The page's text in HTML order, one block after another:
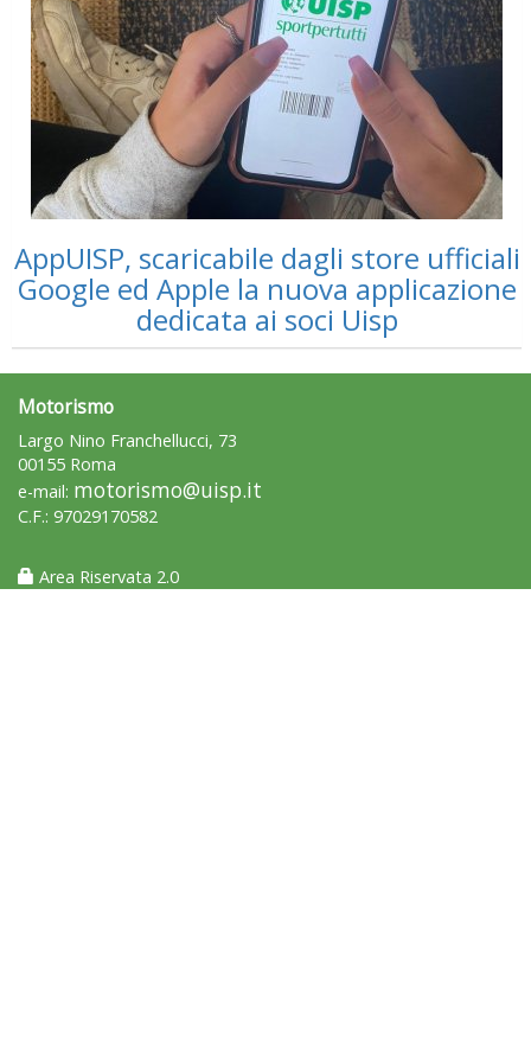
Tiziano Pesce a Radio InBlu2000 traccia il bilancio della stagione
Ddl Lobby, Uisp: “Il Parlamento valorizzi le nostre specificità"
AppUISP, scaricabile dagli store ufficiali
Google ed Apple la nuova applicazione
dedicata ai soci Uisp
Motorismo
Largo Nino Franchellucci, 73
00155 Roma
e-mail: motorismo@uisp.it
C.F.: 97029170582
Area Riservata 2.0